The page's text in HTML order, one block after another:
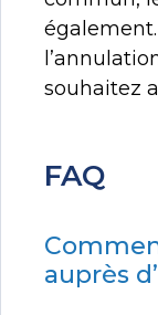
souhaitez
FAQ
auprès